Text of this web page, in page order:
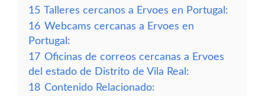
15 Talleres cercanos a Ervoes en Portugal:
16 Webcams cercanas a Ervoes en
Portugal:
17 Oficinas de correos cercanas a Ervoes
del estado de Distrito de Vila Real:
18 Contenido Relacionado: